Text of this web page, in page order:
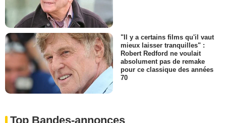
"Il y a certains films qu'il vaut
mieux laisser tranquilles" :
Robert Redford ne voulait
absolument pas de remake
pour ce classique des années
70
Top Bandes-annonces